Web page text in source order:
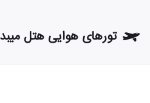
تورهای هوایی هتل